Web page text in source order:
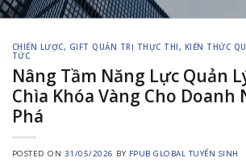
CHIẾN LƯỢC, GIFT QUẢN TRỊ THỰC THI, KIẾN THỨC
TỨC
Nâng Tầm Năng Lực Quản
Chìa Khóa Vàng Cho Doanh
Phá
POSTED ON 31/05/2026 BY FPUB GLOBAL TUYỂN SINH